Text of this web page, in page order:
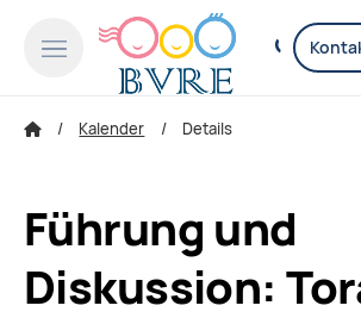
Kalender Details
Führung und
Diskussion: